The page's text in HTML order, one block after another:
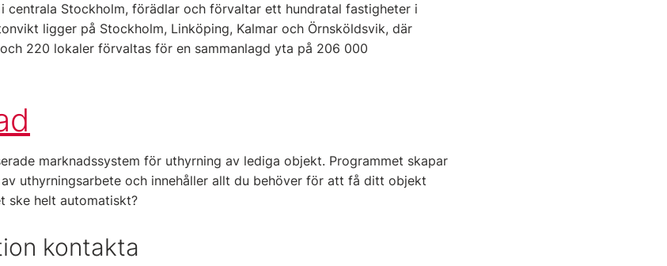
centrala Stockholm, förädlar och förvaltar ett hundratal fastigheter i
ligger på Stockholm, Linköping, Kalmar och Örnsköldsvik, där
220 lokaler förvaltas för en sammanlagd yta på 206 000
marknadssystem för uthyrning av lediga objekt. Programmet skapar
uthyrningsarbete och innehåller allt du behöver för att få ditt objekt
ske helt automatiskt?
kontakta